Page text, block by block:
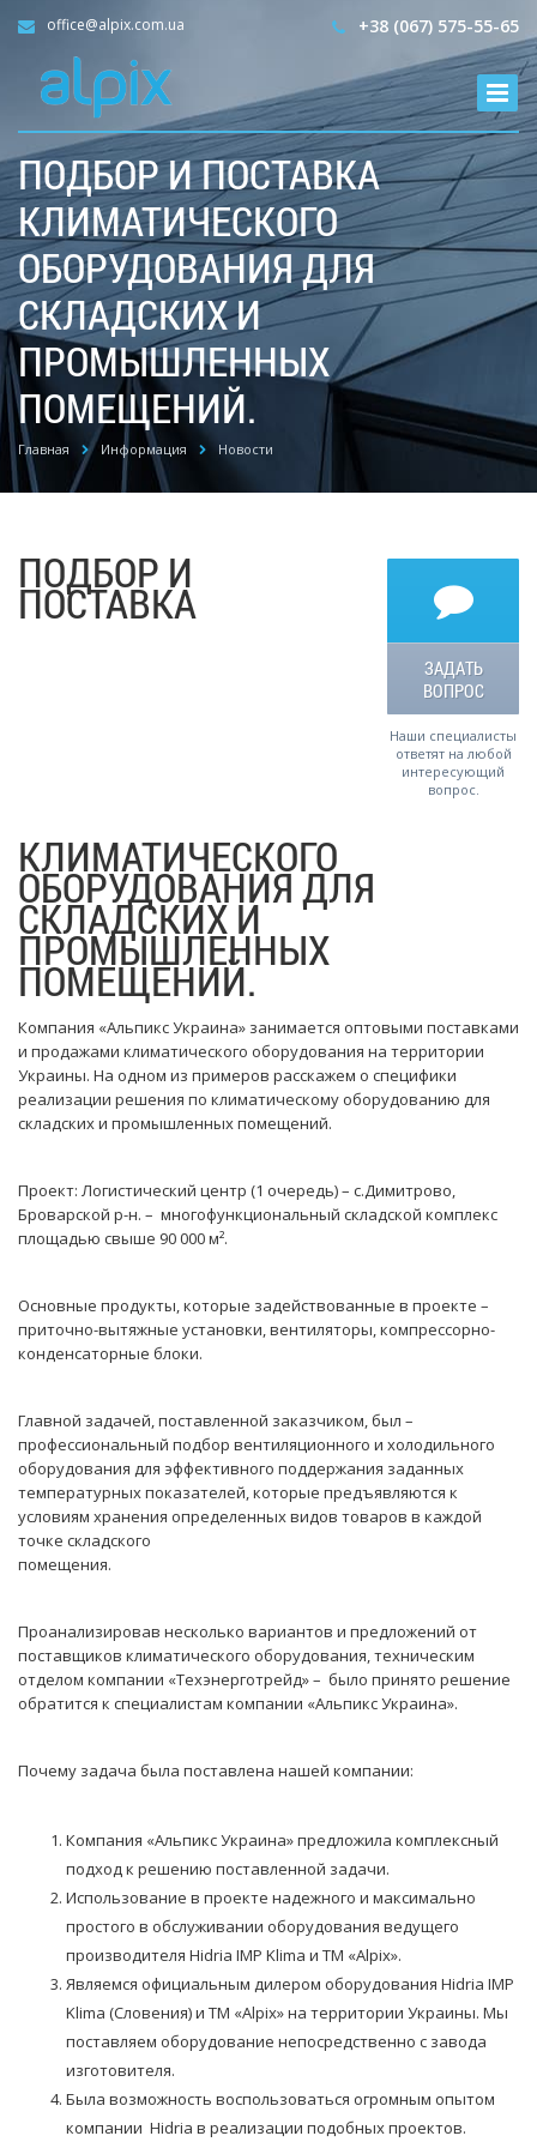
+38 (067) 575-55-65
office@alpix.com.ua
ПОДБОР И ПОСТАВКА
КЛИМАТИЧЕСКОГО
ОБОРУДОВАНИЯ ДЛЯ
СКЛАДСКИХ И
ПРОМЫШЛЕННЫХ
ПОМЕЩЕНИЙ.
Главная Информация Новости
ЗАДАТЬ
ВОПРОС
Наши специалисты
ответят на любой
интересующий
вопрос.
ПОДБОР И
ПОСТАВКА
КЛИМАТИЧЕСКОГО
ОБОРУДОВАНИЯ ДЛЯ
СКЛАДСКИХ И
ПРОМЫШЛЕННЫХ
ПОМЕЩЕНИЙ.
Компания «Альпикс Украина» занимается оптовыми поставками
и продажами климатического оборудования на территории
Украины. На одном из примеров расскажем о специфики
реализации решения по климатическому оборудованию для
складских и промышленных помещений.
Проект: Логистический центр (1 очередь) – с.Димитрово,
Броварской р-н. – многофункциональный складской комплекс
площадью свыше 90 000 м².
Основные продукты, которые задействованные в проекте –
приточно-вытяжные установки, вентиляторы, компрессорно-
конденсаторные блоки.
Главной задачей, поставленной заказчиком, был –
профессиональный подбор вентиляционного и холодильного
оборудования для эффективного поддержания заданных
температурных показателей, которые предъявляются к
условиям хранения определенных видов товаров в каждой
точке складского
помещения.
Проанализировав несколько вариантов и предложений от
поставщиков климатического оборудования, техническим
отделом компании «Техэнерготрейд» – было принято решение
обратится к специалистам компании «Альпикс Украина».
Почему задача была поставлена нашей компании:
Компания «Альпикс Украина» предложила комплексный
подход к решению поставленной задачи.
Использование в проекте надежного и максимально
простого в обслуживании оборудования ведущего
производителя Hidria IMP Klima и ТМ «Alpix».
Являемся официальным дилером оборудования Hidria IMP
Klima (Словения) и ТМ «Alpix» на территории Украины. Мы
поставляем оборудование непосредственно с завода
изготовителя.
Была возможность воспользоваться огромным опытом
компании Hidria в реализации подобных проектов.